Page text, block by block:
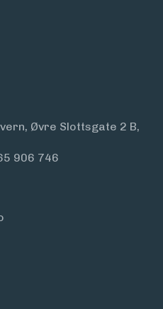
Øvre Slottsgate 2 B,
906 746